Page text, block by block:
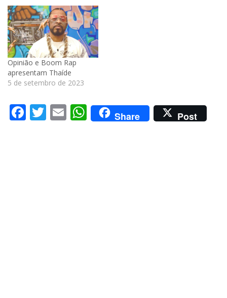
Opinião e Boom Rap
apresentam Thaíde
5 de setembro de 2023
Facebook
Twitter
EmailWhatsApp
Share Post